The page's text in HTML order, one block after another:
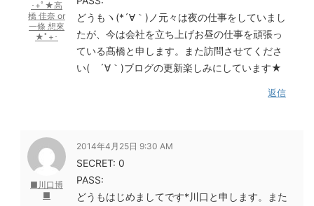
･+ﾟ★高
橋 佳奈 or
一條 想來
★ﾟ+･
どうもヽ(*´∀｀)ノ元々は夜の仕事をしていまし
たが、今は会社を立ち上げお昼の仕事を頑張っ
ている髙橋と申します。また訪問させてくださ
い( ´∀｀)ブログの更新楽しみにしています★
返信
■川口博
■
2014年4月25日 9:30 AM
SECRET: 0
PASS:
どうもはじめましてです*川口と申します。また